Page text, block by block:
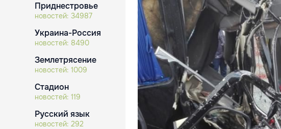
Приднестровье
новостей: 34987
Украина-Россия
новостей: 8490
Землетрясение
новостей: 1009
Стадион
новостей: 119
Русский язык
новостей: 292